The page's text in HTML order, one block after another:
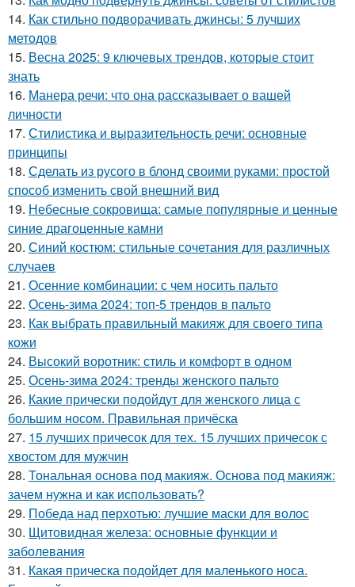
14. Как стильно подворачивать джинсы: 5 лучших
методов
15. Весна 2025: 9 ключевых трендов, которые стоит
знать
16. Манера речи: что она рассказывает о вашей
личности
17. Стилистика и выразительность речи: основные
принципы
18. Сделать из русого в блонд своими руками: простой
способ изменить свой внешний вид
19. Небесные сокровища: самые популярные и ценные
синие драгоценные камни
20. Синий костюм: стильные сочетания для различных
случаев
21. Осенние комбинации: с чем носить пальто
22. Осень-зима 2024: топ-5 трендов в пальто
23. Как выбрать правильный макияж для своего типа
кожи
24. Высокий воротник: стиль и комфорт в одном
25. Осень-зима 2024: тренды женского пальто
26. Какие прически подойдут для женского лица с
большим носом. Правильная причёска
27. 15 лучших причесок для тех. 15 лучших причесок с
хвостом для мужчин
28. Тональная основа под макияж. Основа под макияж:
зачем нужна и как использовать?
29. Победа над перхотью: лучшие маски для волос
30. Щитовидная железа: основные функции и
заболевания
31. Какая прическа подойдет для маленького носа.